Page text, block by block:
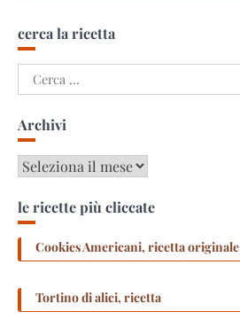
cerca la ricetta
Ricerca
per:
Archivi
Archivi
le ricette più cliccate
Cookies Americani, ricetta originale
Tortino di alici, ricetta